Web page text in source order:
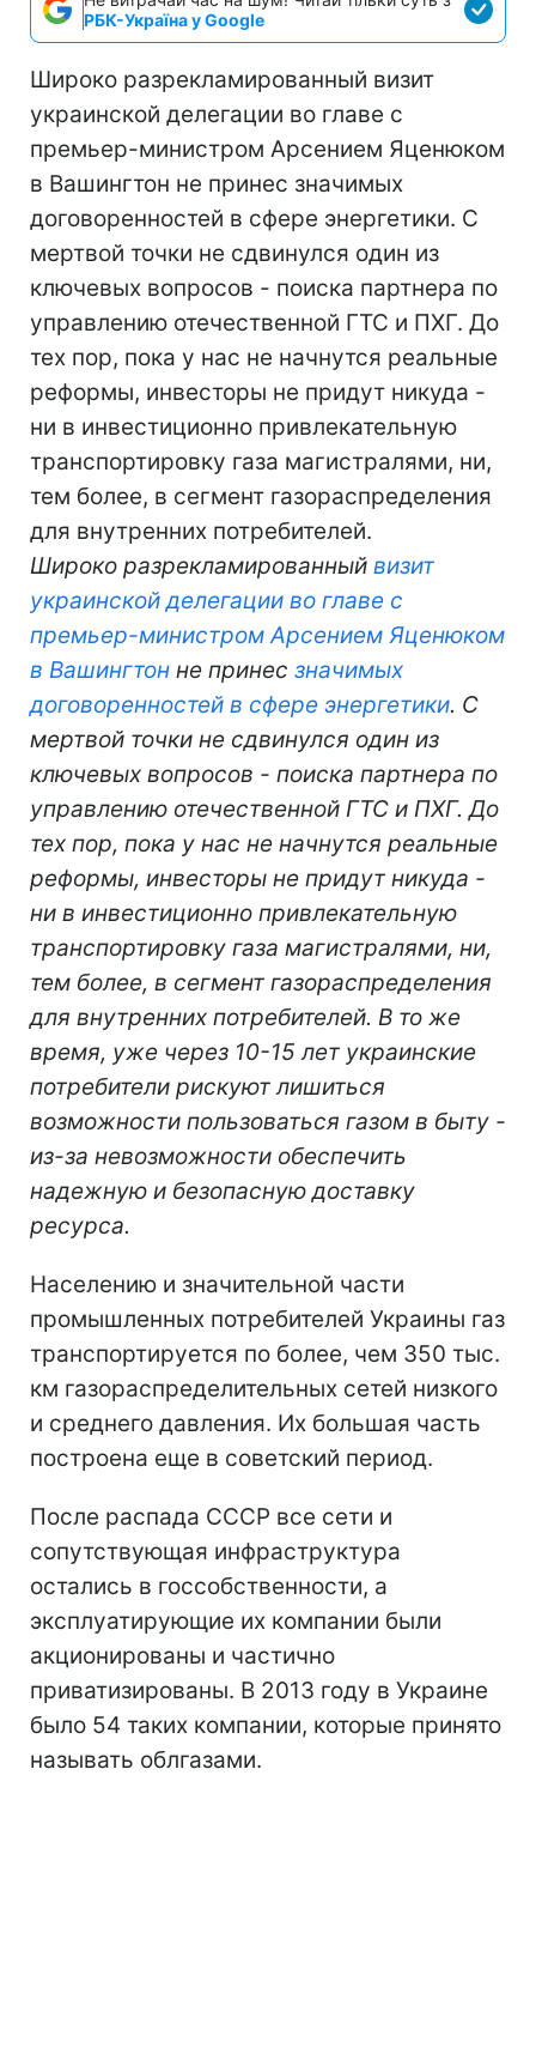
РБК-Україна у Google
Широко разрекламированный визит
украинской делегации во главе с
премьер-министром Арсением Яценюком
в Вашингтон не принес значимых
договоренностей в сфере энергетики. С
мертвой точки не сдвинулся один из
ключевых вопросов - поиска партнера по
управлению отечественной ГТС и ПХГ. До
тех пор, пока у нас не начнутся реальные
реформы, инвесторы не придут никуда -
ни в инвестиционно привлекательную
транспортировку газа магистралями, ни,
тем более, в сегмент газораспределения
для внутренних потребителей.
Широко разрекламированный визит
украинской делегации во главе с
премьер-министром Арсением Яценюком
в Вашингтон не принес значимых
договоренностей в сфере энергетики. С
мертвой точки не сдвинулся один из
ключевых вопросов - поиска партнера по
управлению отечественной ГТС и ПХГ. До
тех пор, пока у нас не начнутся реальные
реформы, инвесторы не придут никуда -
ни в инвестиционно привлекательную
транспортировку газа магистралями, ни,
тем более, в сегмент газораспределения
для внутренних потребителей. В то же
время, уже через 10-15 лет украинские
потребители рискуют лишиться
возможности пользоваться газом в быту -
из-за невозможности обеспечить
надежную и безопасную доставку
ресурса.
Населению и значительной части
промышленных потребителей Украины газ
транспортируется по более, чем 350 тыс.
км газораспределительных сетей низкого
и среднего давления. Их большая часть
построена еще в советский период.
После распада СССР все сети и
сопутствующая инфраструктура
остались в госсобственности, а
эксплуатирующие их компании были
акционированы и частично
приватизированы. В 2013 году в Украине
было 54 таких компании, которые принято
называть облгазами.